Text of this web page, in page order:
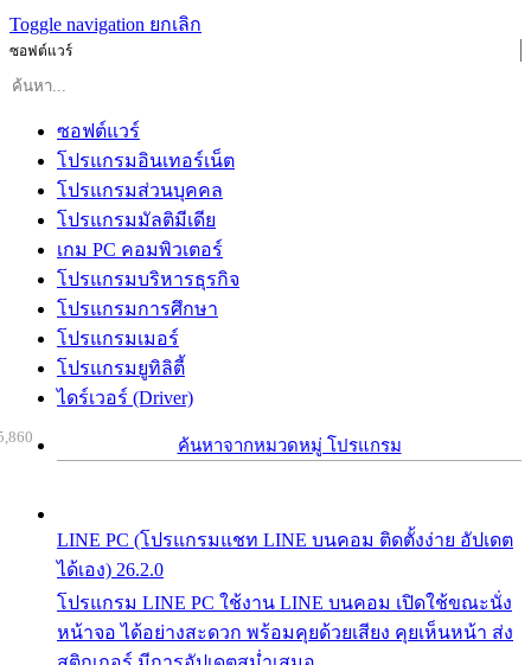
Toggle navigation ยกเลิก
ซอฟต์แวร์
ซอฟต์แวร์
โปรแกรมอินเทอร์เน็ต
โปรแกรมส่วนบุคคล
โปรแกรมมัลติมีเดีย
เกม PC คอมพิวเตอร์
โปรแกรมบริหารธุรกิจ
โปรแกรมการศึกษา
โปรแกรมเมอร์
โปรแกรมยูทิลิตี้
ไดร์เวอร์ (Driver)
ค้นหาจากหมวดหมู่ โปรแกรม
LINE PC (โปรแกรมแชท LINE บนคอม ติดตั้งง่าย อัปเดต
ได้เอง) 26.2.0
โปรแกรม LINE PC ใช้งาน LINE บนคอม เปิดใช้ขณะนั่ง
หน้าจอ ได้อย่างสะดวก พร้อมคุยด้วยเสียง คุยเห็นหน้า ส่ง